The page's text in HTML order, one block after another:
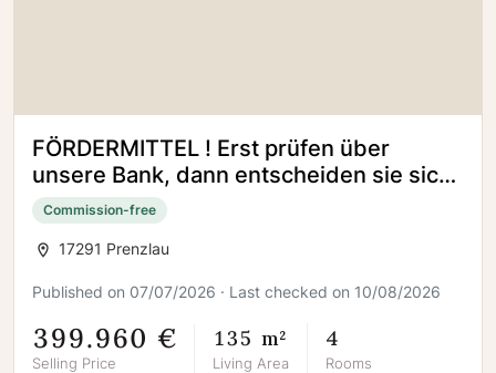
FÖRDERMITTEL ! Erst prüfen über
unsere Bank, dann entscheiden sie sich
für neues bauen !
Commission-free
17291 Prenzlau
Published on 07/07/2026 · Last checked on 10/08/2026
399.960 €
Selling Price
135 m²
Living Area
4
Rooms